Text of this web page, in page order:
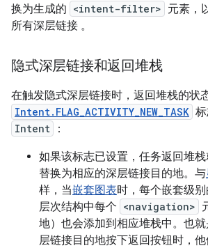
换为生成的 <intent-filter> 元素，
所有深层链接 。
隐式深层链接和返回堆栈
在触发隐式深层链接时，返回堆栈的状
Intent.FLAG_ACTIVITY_NEW_TASK
Intent
：
如果该标志已设置，任务返回堆
替换为相应的深层链接目的地。与
样，当嵌套图表时，每个嵌套级
层次结构中每个 <navigation>
地）也会添加到相应堆栈中。也
层链接目的地按下返回按钮时，